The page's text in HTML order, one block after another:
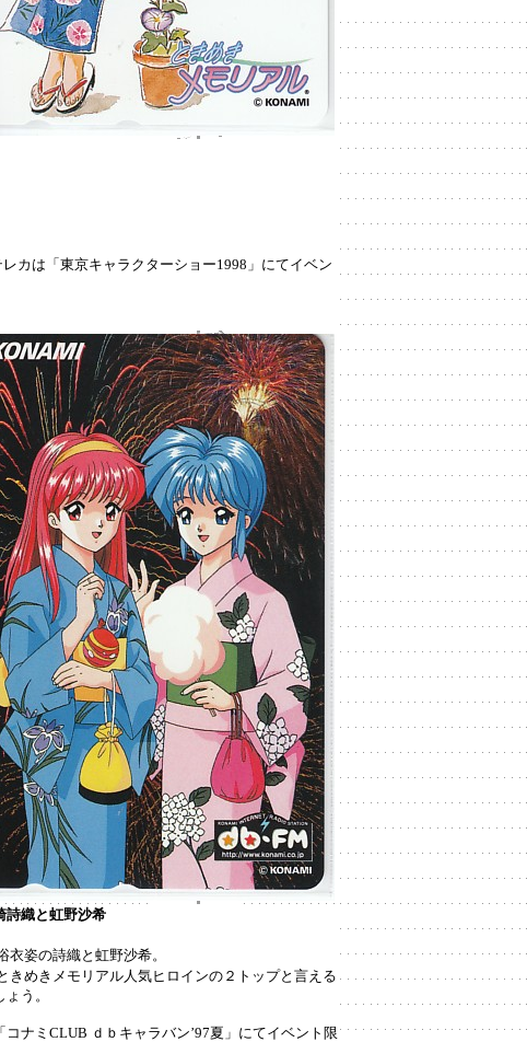
カは「東京キャラクターショー1998」にてイベン
詩織と虹野沙希
衣姿の詩織と虹野沙希。
きめきメモリアル人気ヒロインの２トップと言える
ょう。
ナミCLUB ｄｂキャラバン’97夏」にてイベント限